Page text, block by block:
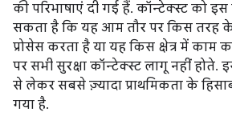
की परिभाषाएं दी गई हैं. कॉन्टेक्स्ट को
सकता है कि यह आम तौर पर किस तरह
प्रोसेस करता है या यह किस क्षेत्र में काम
पर सभी सुरक्षा कॉन्टेक्स्ट लागू नहीं
से लेकर सबसे ज़्यादा प्राथमिकता के
गया है.